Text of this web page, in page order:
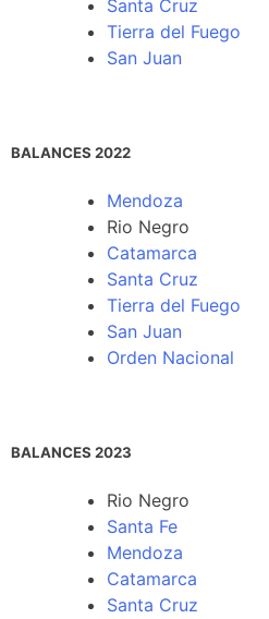
Santa Cruz
Tierra del Fuego
San Juan
BALANCES 2022
Mendoza
Rio Negro
Catamarca
Santa Cruz
Tierra del Fuego
San Juan
Orden Nacional
BALANCES 2023
Rio Negro
Santa Fe
Mendoza
Catamarca
Santa Cruz